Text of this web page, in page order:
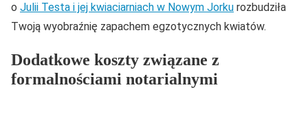
o Julii Testa i jej kwiaciarniach w Nowym Jorku rozbudziła
Twoją wyobraźnię zapachem egzotycznych kwiatów.
Dodatkowe koszty związane z
formalnościami notarialnymi